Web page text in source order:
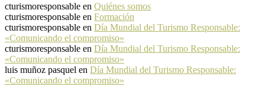
cturismoresponsable en Quiénes somos
cturismoresponsable en Formación
cturismoresponsable en Día Mundial del Turismo Responsable:
«Comunicando el compromiso»
cturismoresponsable en Día Mundial del Turismo Responsable:
«Comunicando el compromiso»
luis muñoz pasquel en Día Mundial del Turismo Responsable:
«Comunicando el compromiso»